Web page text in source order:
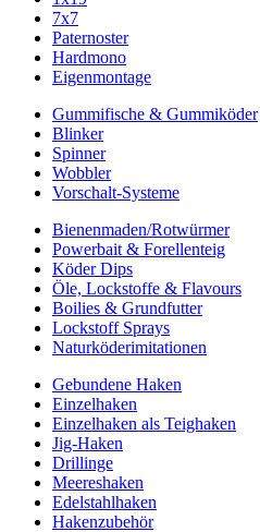
7x7
Paternoster
Hardmono
Eigenmontage
Gummifische & Gummiköder
Blinker
Spinner
Wobbler
Vorschalt-Systeme
Bienenmaden/Rotwürmer
Powerbait & Forellenteig
Köder Dips
Öle, Lockstoffe & Flavours
Boilies & Grundfutter
Lockstoff Sprays
Naturköderimitationen
Gebundene Haken
Einzelhaken
Einzelhaken als Teighaken
Jig-Haken
Drillinge
Meereshaken
Edelstahlhaken
Hakenzubehör